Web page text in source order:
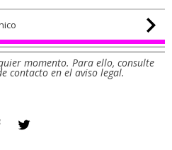
momento. Para ello, consulte
contacto en el aviso legal.
Facebook
Twitter